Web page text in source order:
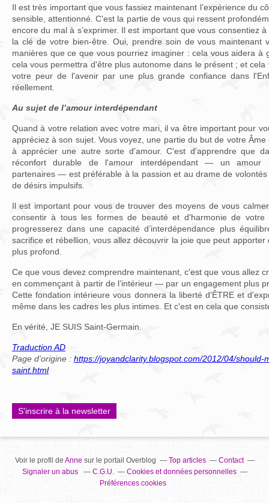
Il est très important que vous fassiez maintenant l’expérience du
sensible, attentionné. C'est la partie de vous qui ressent
encore du mal à s’exprimer. Il est important que vous consentiez
la clé de votre bien-être. Oui, prendre soin de vous maintenant
manières que ce que vous pourriez imaginer : cela vous aidera à
cela vous permettra d'être plus autonome dans le présent ; et
votre peur de l'avenir par une plus grande confiance dans
réellement.
Au sujet de l’amour interdépendant
Quand à votre relation avec votre mari, il va être important pour
appréciez à son sujet. Vous voyez, une partie du but de votre
à apprécier une autre sorte d'amour. C'est d'apprendre que
réconfort durable de l'amour interdépendant — un amour
partenaires — est préférable à la passion et au drame de
de désirs impulsifs.
Il est important pour vous de trouver des moyens de vous
consentir à tous les formes de beauté et d'harmonie de votre
progresserez dans une capacité d’interdépendance plus
sacrifice et rébellion, vous allez découvrir la joie que peut
plus profond.
Ce que vous devez comprendre maintenant, c'est que vous allez
en commençant à partir de l’intérieur — par un engagement plus
Cette fondation intérieure vous donnera la liberté d'ÊTRE et
même dans les cadres les plus intimes. Et c'est en cela que
En vérité, JE SUIS Saint-Germain.
Traduction AD
Page d’origine : https://joyandclarity.blogspot.com/2012/04/should-
saint.html
S'inscrire à la newsletter
Voir le profil de Annesur le portail Overblog Top articles
Contact
Signaler un abus
C.G.U.
Cookies et données personnelles
Préférences cookies